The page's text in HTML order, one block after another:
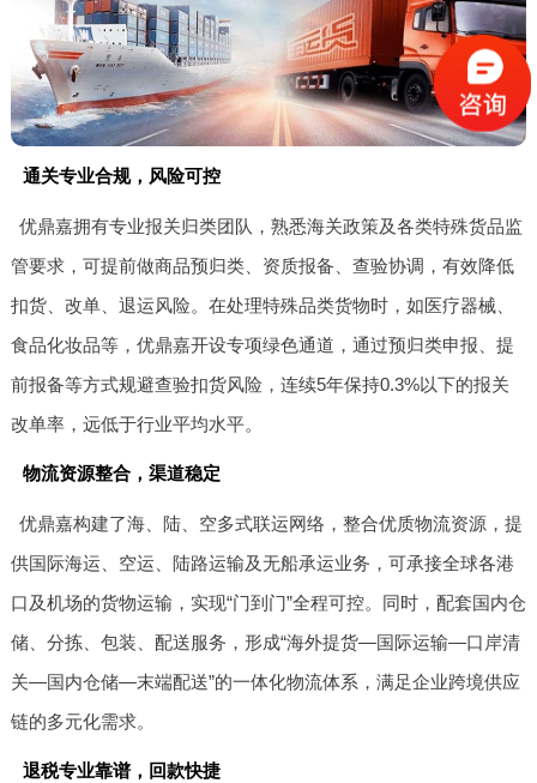
通关专业合规，风险可控
优鼎嘉拥有专业报关归类团队，熟悉海关政策及各类特殊货品监
管要求，可提前做商品预归类、资质报备、查验协调，有效降低
扣货、改单、退运风险。在处理特殊品类货物时，如医疗器械、
食品化妆品等，优鼎嘉开设专项绿色通道，通过预归类申报、提
前报备等方式规避查验扣货风险，连续5年保持0.3%以下的报关
改单率，远低于行业平均水平。
物流资源整合，渠道稳定
优鼎嘉构建了海、陆、空多式联运网络，整合优质物流资源，提
供国际海运、空运、陆路运输及无船承运业务，可承接全球各港
口及机场的货物运输，实现“门到门”全程可控。同时，配套国内仓
储、分拣、包装、配送服务，形成“海外提货—国际运输—口岸清
关—国内仓储—末端配送”的一体化物流体系，满足企业跨境供应
链的多元化需求。
退税专业靠谱，回款快捷